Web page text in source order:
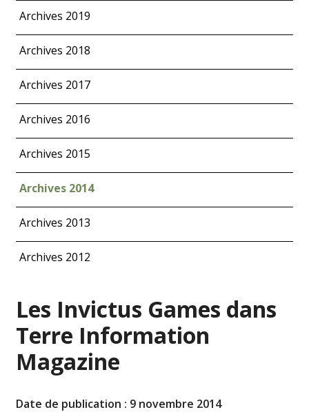
Archives 2019
Archives 2018
Archives 2017
Archives 2016
Archives 2015
Archives 2014
Archives 2013
Archives 2012
Les Invictus Games dans
Terre Information
Magazine
Date de publication : 9 novembre 2014